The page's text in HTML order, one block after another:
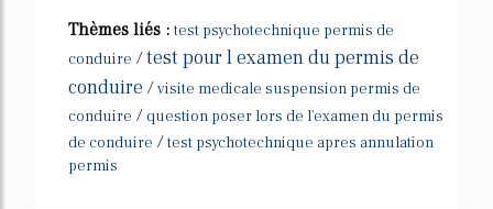
Thèmes liés :test psychotechnique permis de
conduire /test pour l examen du permis de
conduire /visite medicale suspension permis de
conduire / question poser lors de l'examen du permis
de conduire /test psychotechnique apres annulation
permis